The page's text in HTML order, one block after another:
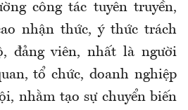
công tác tuyên truyền,
nhận thức, ý thức trách
đảng viên, nhất là người
tổ chức, doanh nghiệp
nhằm tạo sự chuyển biến